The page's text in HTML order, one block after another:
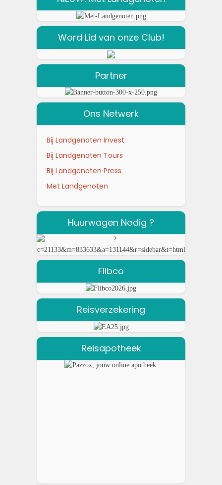
Word Lid van onze Club!
Partner
Ons Netwerk
Bij Landgenoten Invest
Bij Landgenoten Tours
Bij Landgenoten Press
Met Landgenoten
Huurwagen Nodig ?
Flibco
Reisverzekering
Reisapotheek